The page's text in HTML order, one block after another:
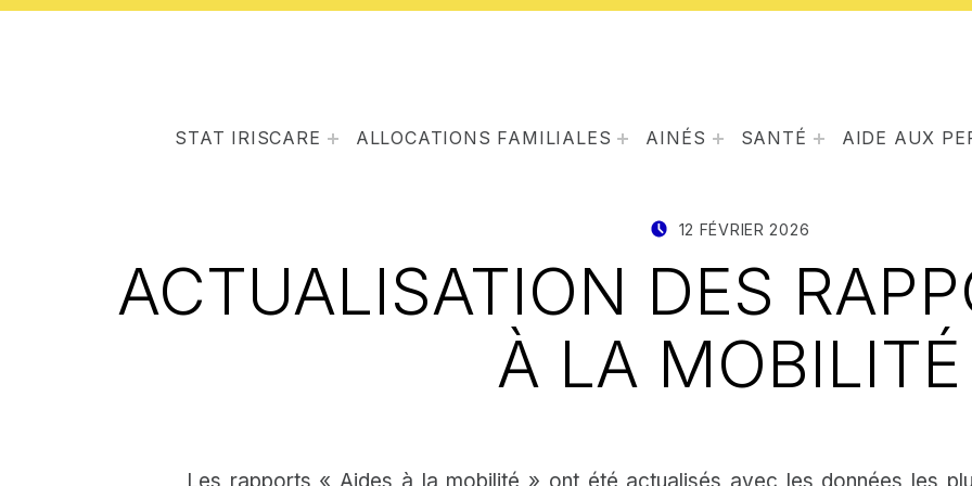
STAT IRISCARE ALLOCATIONS FAMILIALES AINÉS SANTÉ AIDE AUX
ACTUALISATION DES
À LA MOBILITÉ
POSTED ON:
12 FÉVRIER 2026